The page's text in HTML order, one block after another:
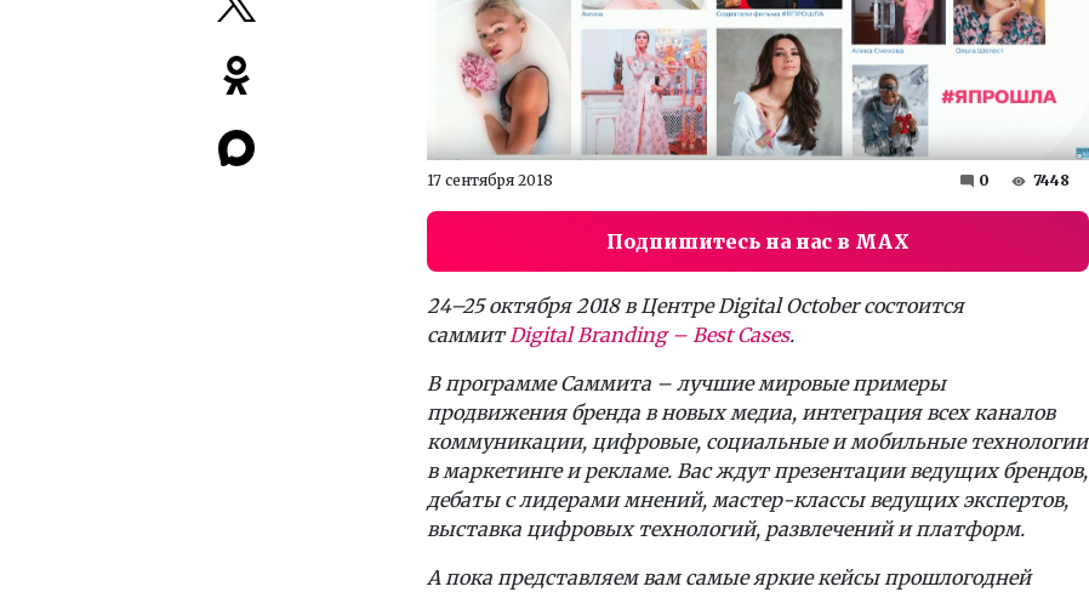
17 сентября 2018 0 7448
Подпишитесь на нас в MAX
24–25 октября2018 вЦентреDigital October состоится
саммит Digital Branding – Best Cases.
В программе Саммита – лучшие мировые примеры
продвижения бренда в новых медиа, интеграция всех каналов
коммуникации, цифровые, социальные и мобильные технологии
в маркетинге и рекламе. Вас ждут презентации ведущих брендов,
дебаты с лидерами мнений, мастер-классы ведущих экспертов,
выставка цифровых технологий, развлечений и платформ.
А пока представляем вам самые яркие кейсы прошлогодней